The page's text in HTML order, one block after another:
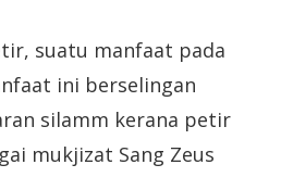
suatu manfaat pada
ini berselingan
silamm kerana petir
mukjizat Sang Zeus